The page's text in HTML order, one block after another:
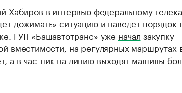
Хабиров в интервью федеральному
дожимать» ситуацию и наведет порядок
ГУП «Башавтотранс» уже начал закупку
вместимости, на регулярных маршрутах
а в час-пик на линию выходят машины